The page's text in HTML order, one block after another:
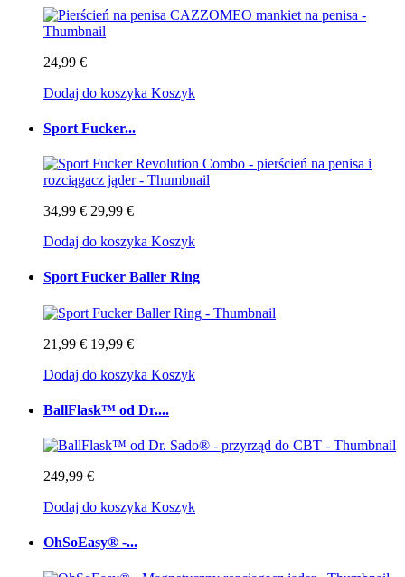
24,99 €
Dodaj do koszyka Koszyk
Sport Fucker...
34,99 € 29,99 €
Dodaj do koszyka Koszyk
Sport Fucker Baller Ring
21,99 € 19,99 €
Dodaj do koszyka Koszyk
BallFlask™ od Dr....
249,99 €
Dodaj do koszyka Koszyk
OhSoEasy® -...